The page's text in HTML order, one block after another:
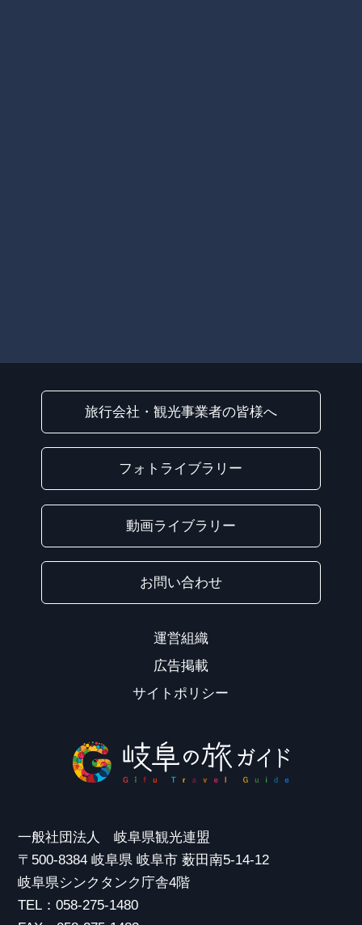
旅行会社・観光事業者の皆様へ
フォトライブラリー
動画ライブラリー
お問い合わせ
運営組織
広告掲載
サイトポリシー
一般社団法人 岐阜県観光連盟
〒500-8384 岐阜県 岐阜市 薮田南5-14-12
岐阜県シンクタンク庁舎4階
TEL：058-275-1480